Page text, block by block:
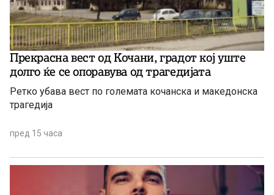
Прекрасна вест од Кочани, градот кој уште
долго ќе се опоравува од трагедијата
Ретко убава вест по големата кочанска и македонска
трагедија
пред 15 часа